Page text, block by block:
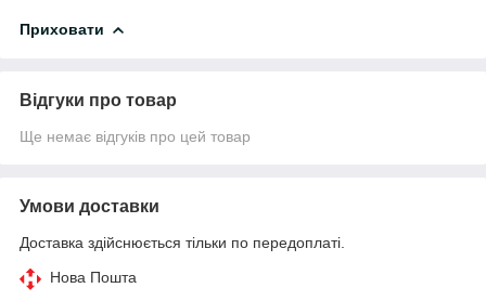
Приховати
Відгуки про товар
Ще немає відгуків про цей товар
Умови доставки
Доставка здійснюється тільки по передоплаті.
Нова Пошта